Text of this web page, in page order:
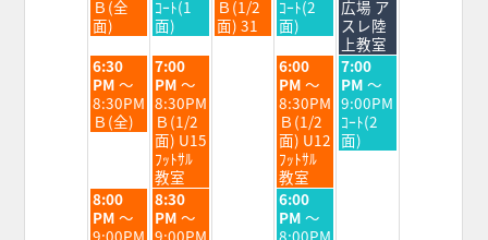
8
月
18th
2026
Ｂ(全
面)
8
月
19th
2026
ｺｰﾄ(1
面)
8
月
20th
Ｂ(1/2
面) 31
8
月
21st
2026
ｺｰﾄ(2
面)
8
月
22nd
2026
広場 ア
スレ陸
上教室
火
曜
日,
8
月
6:30
PM ～
8:30PM
Ｂ(全)
水
曜
日,
8
月
19th
2026
7:00
PM ～
8:30PM
Ｂ(1/2
面) U15
ﾌｯﾄｻﾙ
教室
金
曜
日,
8
月
21st
2026
6:00
PM ～
8:30PM
Ｂ(1/2
面) U12
ﾌｯﾄｻﾙ
教室
土
曜
日,
8
月
22nd
7:00
PM ～
9:00PM
ｺｰﾄ(2
面)
火
曜
日,
8:00
PM ～
9:00PM
水
曜
日,
8:30
PM ～
9:00PM
金
曜
日,
6:00
PM ～
8:00PM